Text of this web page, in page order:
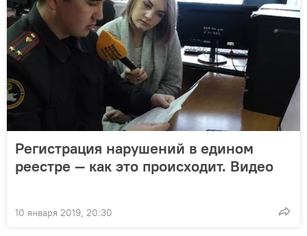
Регистрация нарушений в едином
реестре — как это происходит. Видео
10 января 2019, 20:30